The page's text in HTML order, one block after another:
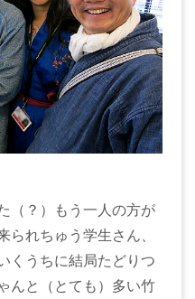
（？）もう一人の方が
れちゅう学生さん、
くうちに結局たどりつ
んと（とても）多い竹